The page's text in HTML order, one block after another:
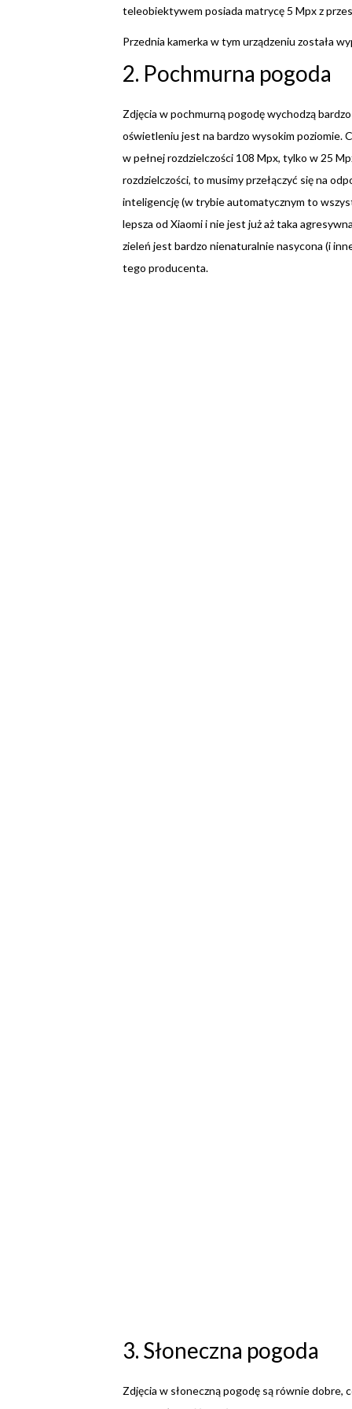
teleobiektywem posiada matrycę 5 Mpx z
Przednia kamerka w tym urządzeniu została
2. Pochmurna pogoda
Zdjęcia w pochmurną pogodę wychodzą
oświetleniu jest na bardzo wysokim poziomie.
w pełnej rozdzielczości 108 Mpx, tylko w 25
rozdzielczości, to musimy przełączyć się na
inteligencję (w trybie automatycznym to
lepsza od Xiaomi i nie jest już aż taka
zieleń jest bardzo nienaturalnie nasycona (i
tego producenta.
3. Słoneczna pogoda
Zdjęcia w słoneczną pogodę są równie